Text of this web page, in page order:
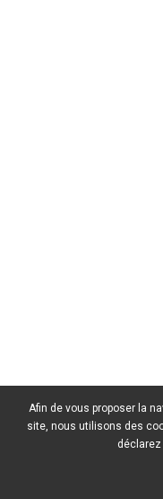
Afin de vous proposer la
site, nous utilisons des